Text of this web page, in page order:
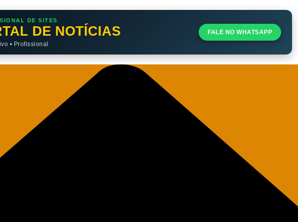
DE SITES
DE NOTÍCIAS
• Profissional
FALE NO WHATSAPP